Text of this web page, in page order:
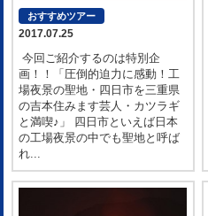
おすすめツアー
2017.07.25
今回ご紹介するのは特別企
画！！「圧倒的迫力に感動！工
場夜景の聖地・四日市を三重県
の吉本住みます芸人・カツラギ
と満喫♪」 四日市といえば日本
の工場夜景の中でも聖地と呼ば
れ...